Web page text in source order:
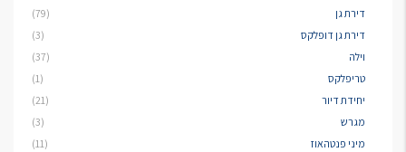
דירת גן
(79)
דירת גן דופלקס
(3)
וילה
(37)
טריפלקס
(1)
יחידת דיור
(21)
מגרש
(3)
מיני פנטהאוז
(11)